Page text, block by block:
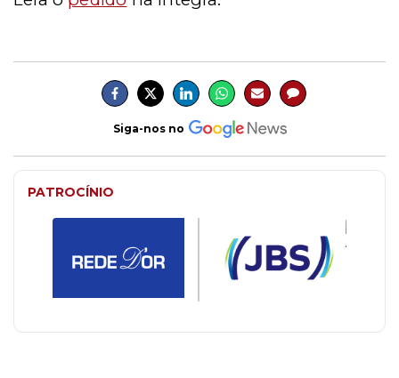
Siga-nos no
PATROCÍNIO